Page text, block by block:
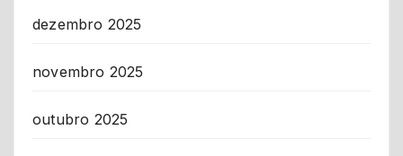
dezembro 2025
novembro 2025
outubro 2025